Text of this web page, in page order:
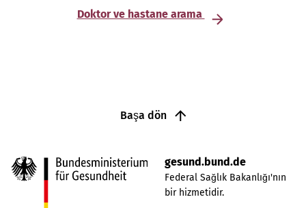
Doktor ve hastane arama
Başa dön
gesund.bund.de
Federal Sağlık Bakanlığı'nın
bir hizmetidir.